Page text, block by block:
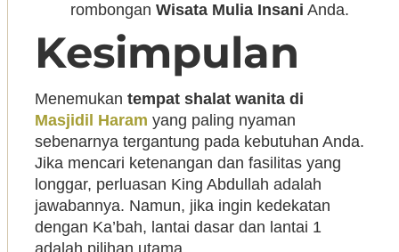
rombongan Wisata Mulia Insani Anda.
Kesimpulan
Menemukan tempat shalat wanita di
Masjidil Haram yang paling nyaman
sebenarnya tergantung pada kebutuhan Anda.
Jika mencari ketenangan dan fasilitas yang
longgar, perluasan King Abdullah adalah
jawabannya. Namun, jika ingin kedekatan
dengan Ka’bah, lantai dasar dan lantai 1